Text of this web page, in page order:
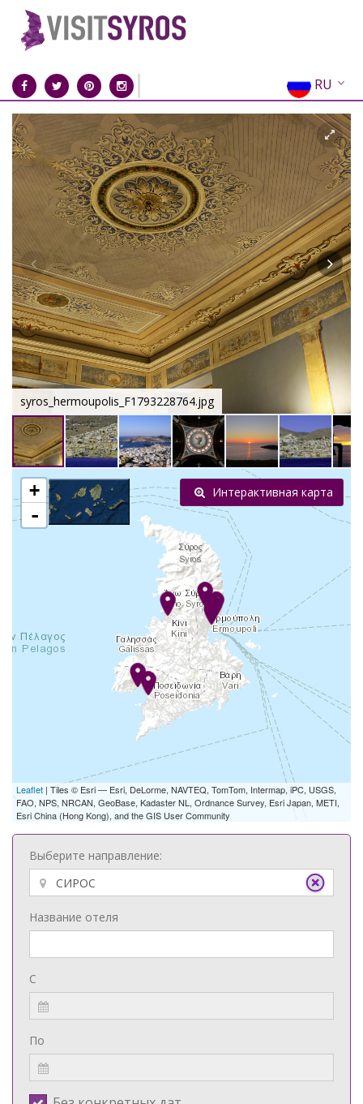
RU
EN
EL
FR
DE
IT
ES
CN
syros_hermoupolis_F1793228764.jpg
+
-
Leaflet | Tiles © Esri — Esri, DeLorme, NAVTEQ, TomTom, Intermap, iPC, USGS,
FAO, NPS, NRCAN, GeoBase, Kadaster NL, Ordnance Survey, Esri Japan, METI,
Esri China (Hong Kong), and the GIS User Community
Интерактивная карта
Выберите направление:
Название отеля
С
По